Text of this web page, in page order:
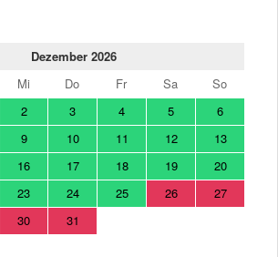
Dezember 2026
Mi Do Fr Sa
So
2 3 4 5
6
9 10 11 12
13
16 17 18 19
20
23 24 25 26
27
30 31